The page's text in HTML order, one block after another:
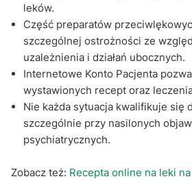
leków.
Część preparatów
szczególnej ostrożności ze
uzależnienia i działań ubocznych.
Internetowe Konto Pacjenta
wystawionych recept oraz
Nie każda sytuacja kwalifikuje się
szczególnie przy nasilonych
psychiatrycznych.
Zobacz też: Recepta online na leki